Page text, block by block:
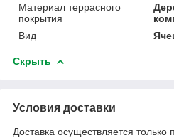
Материал террасного
покрытия
Вид
Скрыть
Условия доставки
Доставка осуществляется только